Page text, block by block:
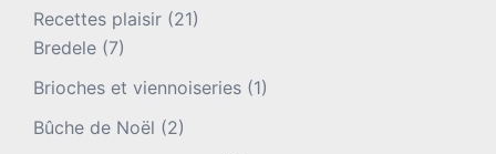
Recettes plaisir (21)
Bredele (7)
Brioches et viennoiseries (1)
Bûche de Noël (2)